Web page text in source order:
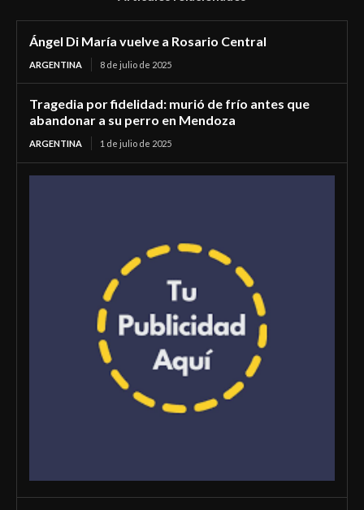
Ángel Di María vuelve a Rosario Central
ARGENTINA 8 de julio de 2025
Tragedia por fidelidad: murió de frío antes que
abandonar a su perro en Mendoza
ARGENTINA 1 de julio de 2025